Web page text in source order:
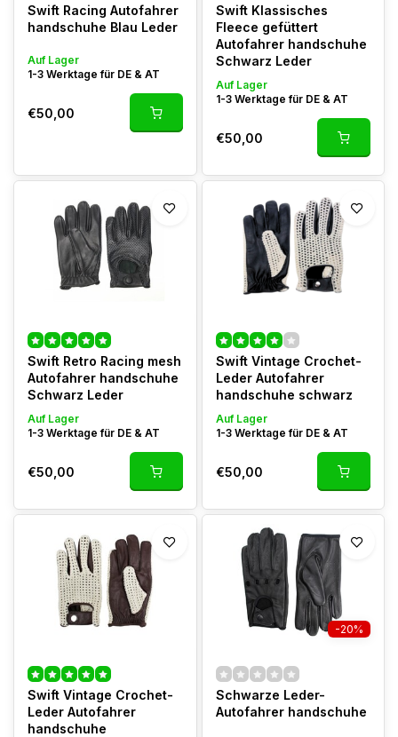
Swift Racing Autofahrer
handschuhe Blau Leder
Auf Lager
1-3 Werktage für DE & AT
€50,00
Swift Klassisches
Fleece gefüttert
Autofahrer handschuhe
Schwarz Leder
Auf Lager
1-3 Werktage für DE & AT
€50,00
Swift Retro Racing mesh
Autofahrer handschuhe
Schwarz Leder
Auf Lager
1-3 Werktage für DE & AT
€50,00
Swift Vintage Crochet-
Leder Autofahrer
handschuhe schwarz
Auf Lager
1-3 Werktage für DE & AT
€50,00
Swift Vintage Crochet-
Leder Autofahrer
handschuhe
-20%
Schwarze Leder-
Autofahrer handschuhe